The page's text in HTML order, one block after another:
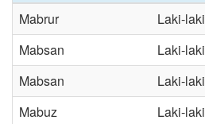
Mabrur
Laki-laki
Mabsan
Laki-laki
Mabsan
Laki-laki
Mabuz
Laki-laki